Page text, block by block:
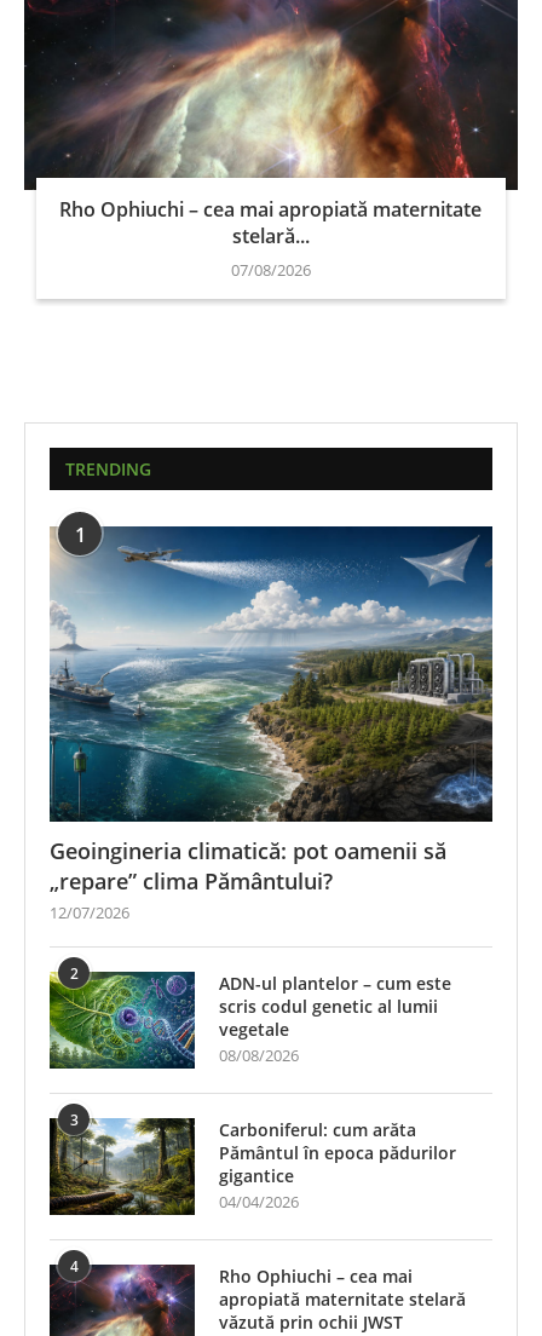
Rho Ophiuchi – cea mai apropiată maternitate
stelară...
07/08/2026
TRENDING
1
Geoingineria climatică: pot oamenii să
„repare” clima Pământului?
12/07/2026
2
ADN-ul plantelor – cum este
scris codul genetic al lumii
vegetale
08/08/2026
3
Carboniferul: cum arăta
Pământul în epoca pădurilor
gigantice
04/04/2026
4
Rho Ophiuchi – cea mai
apropiată maternitate stelară
văzută prin ochii JWST